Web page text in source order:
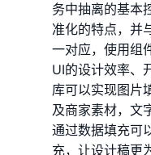
务中抽离的基本
准化的特点，并
一对应，使用组
UI的设计效率、
库可以实现图片
及商家素材，文
通过数据填充可
充，让设计稿更